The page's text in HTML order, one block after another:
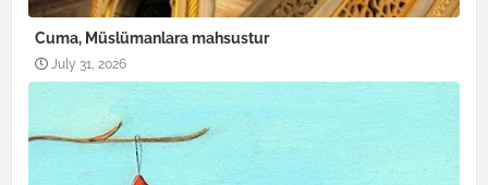
Cuma, Müslümanlara mahsustur
July 31, 2026